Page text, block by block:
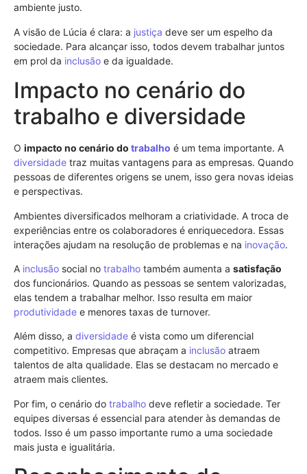
ambiente justo.
A visão de Lúcia é clara: a justiça deve ser um espelho da
sociedade. Para alcançar isso, todos devem trabalhar juntos
em prol da inclusão e da igualdade.
Impacto no cenário do
trabalho e diversidade
O impacto no cenário do trabalho é um tema importante. A
diversidade traz muitas vantagens para as empresas. Quando
pessoas de diferentes origens se unem, isso gera novas ideias
e perspectivas.
Ambientes diversificados melhoram a criatividade. A troca de
experiências entre os colaboradores é enriquecedora. Essas
interações ajudam na resolução de problemas e na inovação.
A inclusão social no trabalho também aumenta a satisfação
dos funcionários. Quando as pessoas se sentem valorizadas,
elas tendem a trabalhar melhor. Isso resulta em maior
produtividade e menores taxas de turnover.
Além disso, a diversidade é vista como um diferencial
competitivo. Empresas que abraçam a inclusão atraem
talentos de alta qualidade. Elas se destacam no mercado e
atraem mais clientes.
Por fim, o cenário do trabalho deve refletir a sociedade. Ter
equipes diversas é essencial para atender às demandas de
todos. Isso é um passo importante rumo a uma sociedade
mais justa e igualitária.